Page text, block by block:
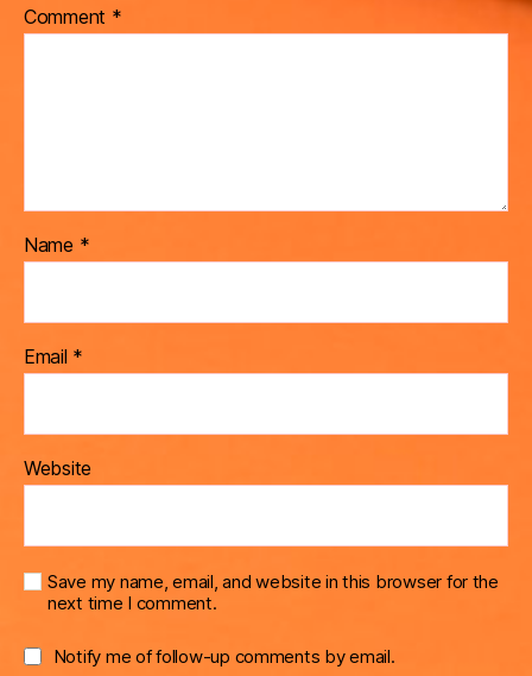
Comment *
Name *
Email *
Website
Save my name, email, and website in this browser for the
next time I comment.
Notify me of follow-up comments by email.